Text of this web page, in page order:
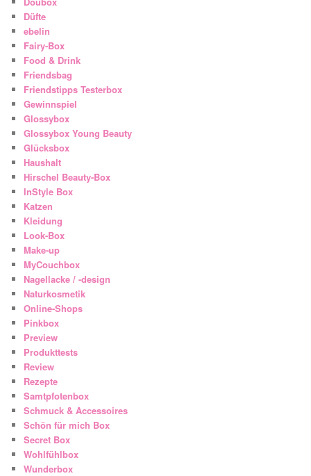
Düfte
ebelin
Fairy-Box
Food & Drink
Friendsbag
Friendstipps Testerbox
Gewinnspiel
Glossybox
Glossybox Young Beauty
Glücksbox
Haushalt
Hirschel Beauty-Box
InStyle Box
Katzen
Kleidung
Look-Box
Make-up
MyCouchbox
Nagellacke / -design
Naturkosmetik
Online-Shops
Pinkbox
Preview
Produkttests
Review
Rezepte
Samtpfotenbox
Schmuck & Accessoires
Schön für mich Box
Secret Box
Wohlfühlbox
Wunderbox